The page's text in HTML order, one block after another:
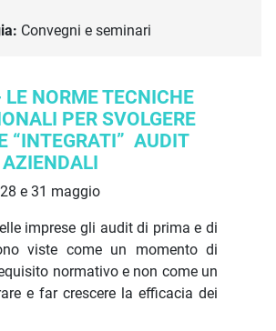
Convegni e seminari
iniziativa
NORME TECNICHE
PER SVOLGERE
“INTEGRATI” AUDIT
AZIENDALI
28 e 31 maggio
imprese gli audit di prima e di
viste come un momento di
normativo e non come un
e far crescere la efficacia dei